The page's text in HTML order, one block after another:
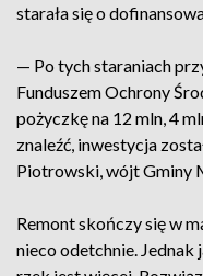
starała się o
— Po tych staraniach
Funduszem Ochrony
pożyczkę na 12 mln, 4
znaleźć, inwestycja
Piotrowski, wójt Gminy
Remont skończy się w
nieco odetchnie.